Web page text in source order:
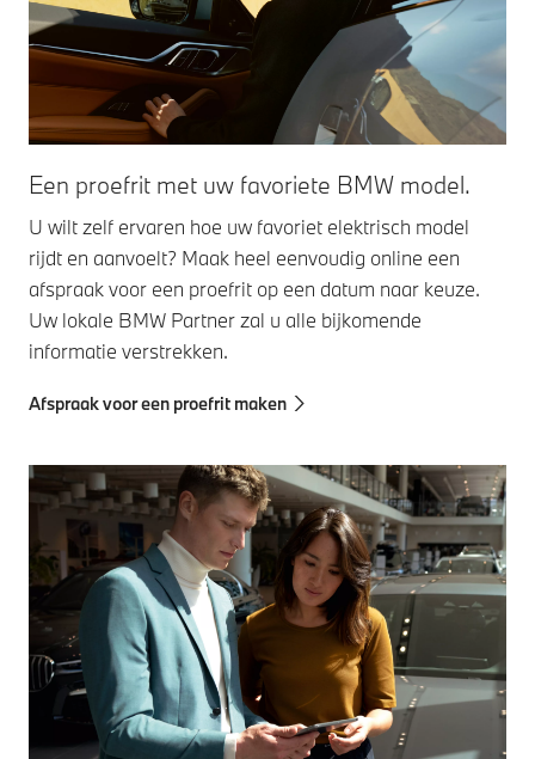
Een proefrit met uw favoriete BMW model.
U wilt zelf ervaren hoe uw favoriet elektrisch model
rijdt en aanvoelt? Maak heel eenvoudig online een
afspraak voor een proefrit op een datum naar keuze.
Uw lokale BMW Partner zal u alle bijkomende
informatie verstrekken.
Afspraak voor een proefrit maken